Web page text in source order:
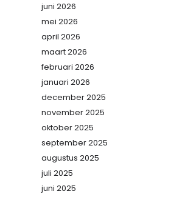
juni 2026
mei 2026
april 2026
maart 2026
februari 2026
januari 2026
december 2025
november 2025
oktober 2025
september 2025
augustus 2025
juli 2025
juni 2025